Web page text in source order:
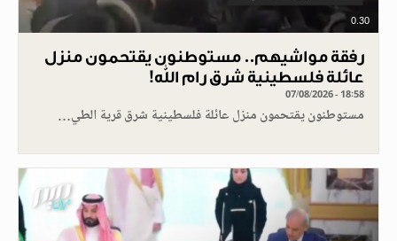
0.30
رفقة مواشيهم.. مستوطنون يقتحمون منزل
عائلة فلسطينية شرق رام الله!
07/08/2026 - 18:58
مستوطنون يقتحمون منزل عائلة فلسطينية شرق قرية الطي…